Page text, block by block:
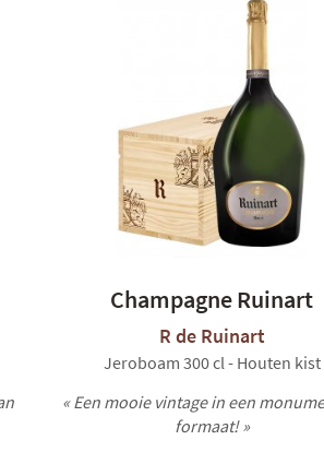
Champagne Ruinart
R de Ruinart
Jeroboam 300 cl - Houten kist
« Een mooie vintage in een
formaat! »